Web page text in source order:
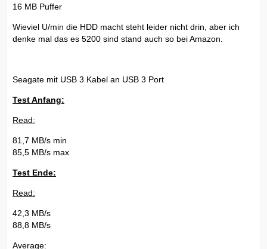
16 MB Puffer
Wieviel U/min die HDD macht steht leider nicht drin, aber ich
denke mal das es 5200 sind stand auch so bei Amazon.
Seagate mit USB 3 Kabel an USB 3 Port
Test Anfang:
Read:
81,7 MB/s min
85,5 MB/s max
Test Ende:
Read:
42,3 MB/s
88,8 MB/s
Average: